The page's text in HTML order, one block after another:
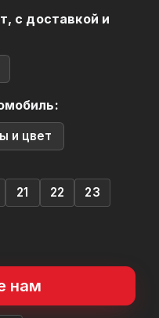
с доставкой и
и цвет
21 22
23
нам